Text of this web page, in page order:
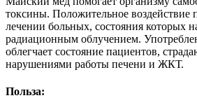
токсины. Положительное воздействие
лечении больных, состояния которых
радиационным облучением.
облегчает состояние пациентов,
нарушениями работы печени и ЖКТ.
Польза: